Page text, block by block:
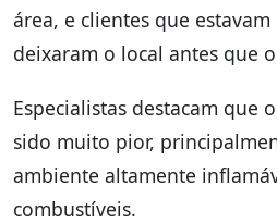
área, e clientes que
deixaram o local antes que
Especialistas destacam que
sido muito pior,
ambiente altamente
combustíveis.